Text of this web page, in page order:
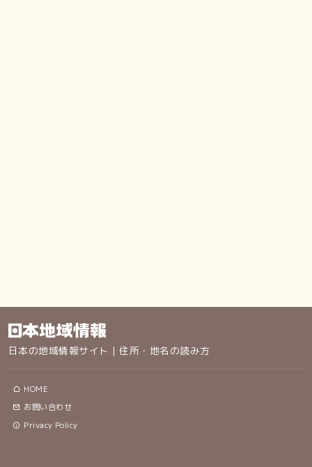
日本の地域情報サイト｜住所・地名の読み方
HOME
お問い合わせ
Privacy Policy